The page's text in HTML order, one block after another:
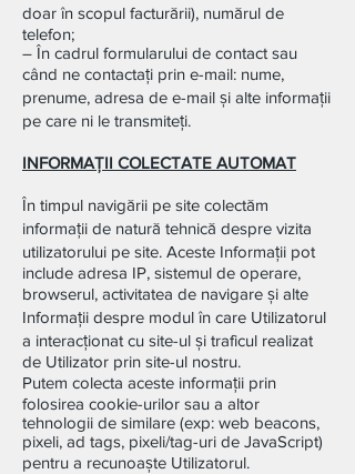
doar în scopul facturării), numărul de
telefon;
– În cadrul formularului de contact sau
când ne contactați prin e-mail: nume,
prenume, adresa de e-mail și alte informații
pe care ni le transmiteți.
INFORMAŢII COLECTATE AUTOMAT
În timpul navigării pe site colectăm
informații de natură tehnică despre vizita
utilizatorului pe site. Aceste Informații pot
include adresa IP, sistemul de operare,
browserul, activitatea de navigare și alte
Informații despre modul în care Utilizatorul
a interacționat cu site-ul și traficul realizat
de Utilizator prin site-ul nostru.
Putem colecta aceste informații prin
folosirea cookie-urilor sau a altor
tehnologii de similare (exp: web beacons,
pixeli, ad tags, pixeli/tag-uri de JavaScript)
pentru a recunoaște Utilizatorul.